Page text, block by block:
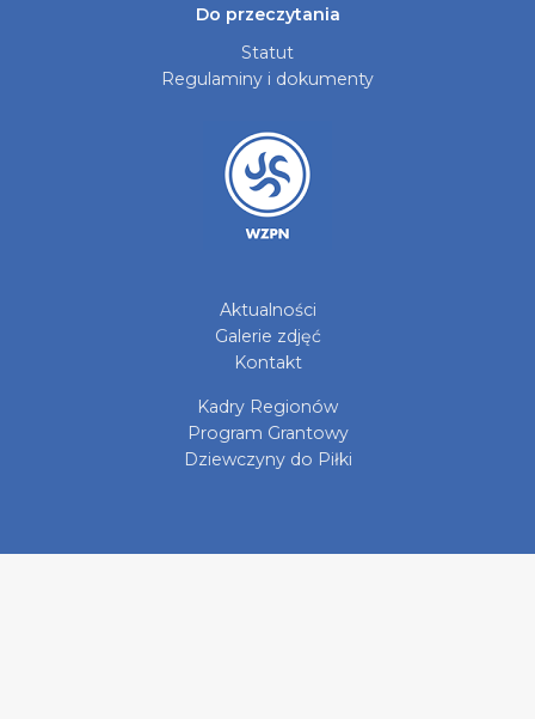
Do przeczytania
Statut
Regulaminy i dokumenty
Aktualności
Galerie zdjęć
Kontakt
Kadry Regionów
Program Grantowy
Dziewczyny do Piłki